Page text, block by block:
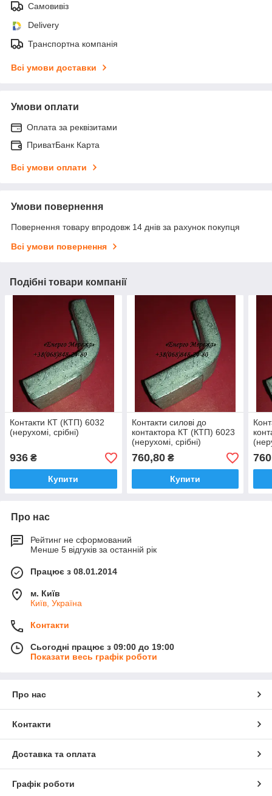
Самовивіз
Delivery
Транспортна компанія
Всі умови доставки
Умови оплати
Оплата за реквізитами
ПриватБанк Карта
Всі умови оплати
Умови повернення
Повернення товару впродовж 14 днів за рахунок покупця
Всі умови повернення
Подібні товари компанії
Контакти КТ (КТП) 6032
(нерухомі, срібні)
936 ₴
Купити
Контакти силові до
контактора КТ (КТП) 6023
(нерухомі, срібні)
760,80₴
Купити
Про нас
Рейтинг не сформований
Менше 5 відгуків за останній рік
Працює з 08.01.2014
м. Київ
Київ, Україна
Контакти
Сьогодні працює з 09:00 до 19:00
Показати весь графік роботи
Про нас
Контакти
Доставка та оплата
Графік роботи